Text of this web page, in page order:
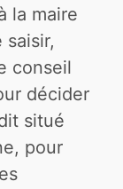
la maire
saisir,
conseil
décider
situé
pour